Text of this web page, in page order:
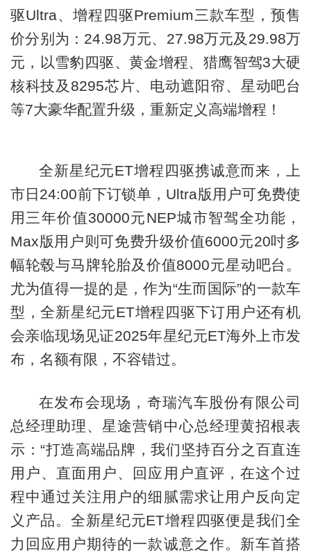
驱Ultra、增程四驱Premium三款车型，预售
价分别为：24.98万元、27.98万元及29.98万
元，以雪豹四驱、黄金增程、猎鹰智驾3大硬
核科技及8295芯片、电动遮阳帘、星动吧台
等7大豪华配置升级，重新定义高端增程！
全新星纪元ET增程四驱携诚意而来，上
市日24:00前下订锁单，Ultra版用户可免费使
用三年价值30000元NEP城市智驾全功能，
Max版用户则可免费升级价值6000元20吋多
幅轮毂与马牌轮胎及价值8000元星动吧台。
尤为值得一提的是，作为“生而国际”的一款车
型，全新星纪元ET增程四驱下订用户还有机
会亲临现场见证2025年星纪元ET海外上市发
布，名额有限，不容错过。
在发布会现场，奇瑞汽车股份有限公司
总经理助理、星途营销中心总经理黄招根表
示：“打造高端品牌，我们坚持百分之百直连
用户、直面用户、回应用户直评，在这个过
程中通过关注用户的细腻需求让用户反向定
义产品。全新星纪元ET增程四驱便是我们全
力回应用户期待的一款诚意之作。新车首搭